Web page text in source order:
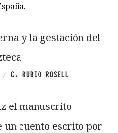
y la gestación del
/ C. RUBIO ROSELL
el manuscrito
un cuento escrito por